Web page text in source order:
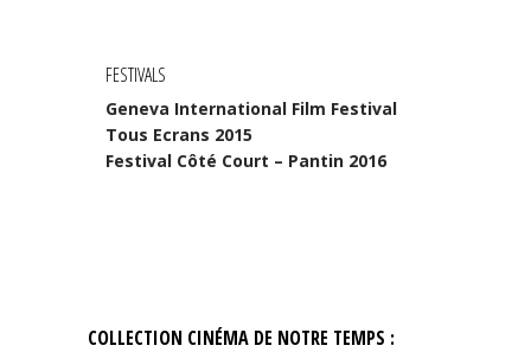
FESTIVALS
Geneva International Film Festival
Tous Ecrans 2015
Festival Côté Court – Pantin 2016
COLLECTION CINÉMA DE NOTRE TEMPS :